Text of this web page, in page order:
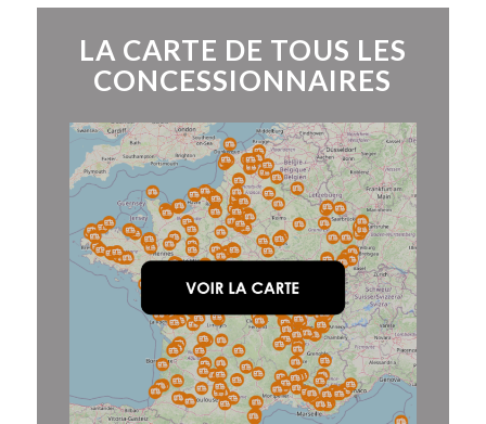
LA CARTE DE TOUS LES
CONCESSIONNAIRES